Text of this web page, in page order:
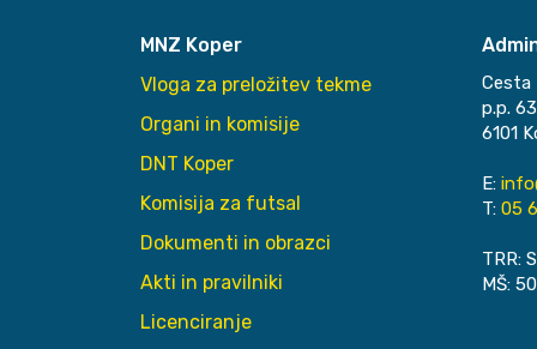
MNZ Koper
Vloga za preložitev tekme
Organi in komisije
DNT Koper
Komisija za futsal
Dokumenti in obrazci
Akti in pravilniki
Licenciranje
Cesta
p.p.
6101
E:
T: 05
TRR:
MŠ: